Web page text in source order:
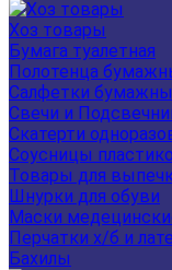
Хоз товары
Бумага туалетная
Полотенца
Салфетки
Свечи и
Скатерти
Соусницы
Товары для
Шнурки для обуви
Маски
Перчатки х/б и
Бахилы